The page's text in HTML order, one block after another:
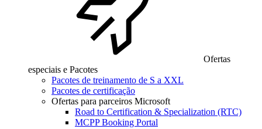
Ofertas
especiais e Pacotes
Pacotes de treinamento de S a XXL
Pacotes de certificação
Ofertas para parceiros Microsoft
Road to Certification & Specialization (RTC)
MCPP Booking Portal